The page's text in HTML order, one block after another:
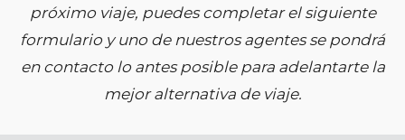
próximo viaje, puedes completar el siguiente
formulario y uno de nuestros agentes se pondrá
en contacto lo antes posible para adelantarte la
mejor alternativa de viaje.